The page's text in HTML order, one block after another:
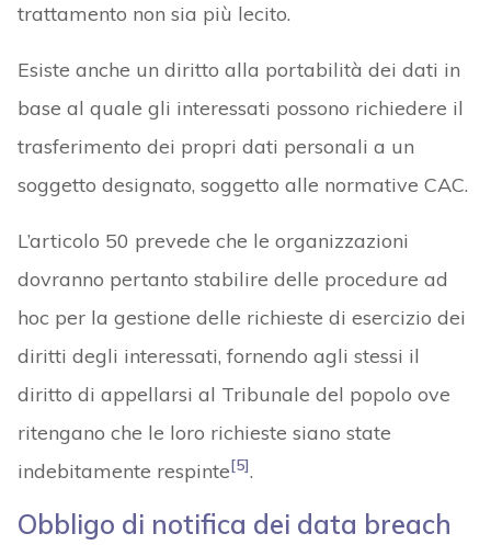
trattamento non sia più lecito.
Esiste anche un diritto alla portabilità dei dati in
base al quale gli interessati possono richiedere il
trasferimento dei propri dati personali a un
soggetto designato, soggetto alle normative CAC.
L’articolo 50 prevede che le organizzazioni
dovranno pertanto stabilire delle procedure ad
hoc per la gestione delle richieste di esercizio dei
diritti degli interessati, fornendo agli stessi il
diritto di appellarsi al Tribunale del popolo ove
ritengano che le loro richieste siano state
indebitamente respinte[5].
Obbligo di notifica dei data breach